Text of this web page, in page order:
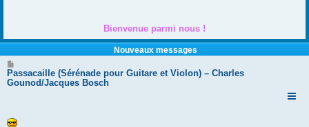
Bienvenue parmi nous !
Nouveaux messages
e
s
e
Passacaille (Sérénade pour Guitare et Violon) – Charles
Gounod/Jacques Bosch